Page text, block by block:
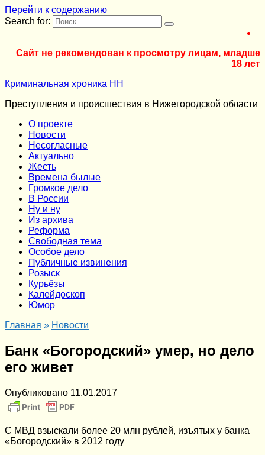
Перейти к содержанию
Search for:
Сайт не рекомендован к просмотру лицам, младше
18 лет
Криминальная хроника НН
Преступления и происшествия в Нижегородской области
О проекте
Новости
Несогласные
Актуально
Жесть
Времена былые
Громкое дело
В России
Ну и ну
Из архива
Реформа
Cвободная тема
Особое дело
Публичные извинения
Розыск
Курьёзы
Калейдоскоп
Юмор
Главная » Новости
Банк «Богородский» умер, но дело
его живет
Опубликовано 11.01.2017
С МВД взыскали более 20 млн рублей, изъятых у банка
«Богородский» в 2012 году